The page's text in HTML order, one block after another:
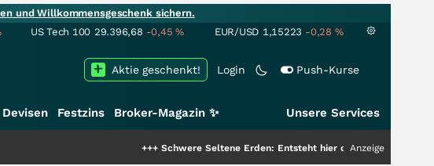
und Willkommensgeschenk sichern.
US Tech 100 29.396,68 -0,45% EUR/USD 1,15223 -0,28 %
Login Push-Kurse
Aktie geschenkt!
Devisen Festzins Broker-Magazin ✨ Unsere Services
Schwere Seltene Erden: Entsteht hier die nächste Milliardenstory?
Anzeige